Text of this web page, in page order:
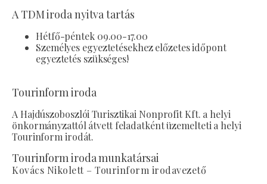
A TDM iroda nyitva tartás
Hétfő-péntek 09.00-17.00
Személyes egyeztetésekhez előzetes időpont
egyeztetés szükséges!
Tourinform iroda
A Hajdúszoboszlói Turisztikai Nonprofit Kft. a helyi
önkormányzattól átvett feladatként üzemelteti a helyi
Tourinform irodát.
Tourinform iroda munkatársai
Kovács Nikolett – Tourinform irodavezető